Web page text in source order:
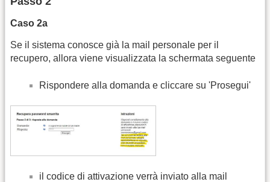
Caso 2a
Se il sistema conosce già la mail personale per il
recupero, allora viene visualizzata la schermata seguente
Rispondere alla domanda e cliccare su 'Prosegui'
il codice di attivazione verrà inviato alla mail